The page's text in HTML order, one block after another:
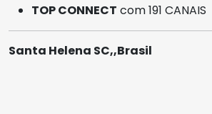
TOP CONNECT com 191 CANAIS
Santa Helena SC,,Brasil